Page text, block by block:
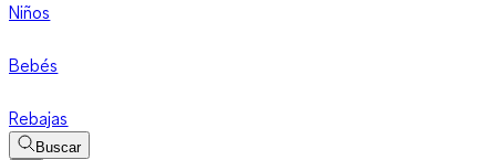
Niños
Bebés
Rebajas
Buscar